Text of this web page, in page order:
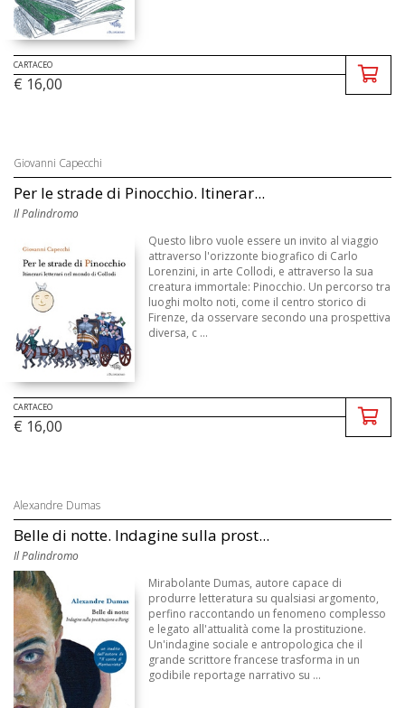
CARTACEO
€ 16,00
Giovanni Capecchi
Per le strade di Pinocchio. Itinerar...
Il Palindromo
Questo libro vuole essere un invito al viaggio
attraverso l'orizzonte biografico di Carlo
Lorenzini, in arte Collodi, e attraverso la sua
creatura immortale: Pinocchio. Un percorso tra
luoghi molto noti, come il centro storico di
Firenze, da osservare secondo una prospettiva
diversa, c ...
CARTACEO
€ 16,00
Alexandre Dumas
Belle di notte. Indagine sulla prost...
Il Palindromo
Mirabolante Dumas, autore capace di
produrre letteratura su qualsiasi argomento,
perfino raccontando un fenomeno complesso
e legato all'attualità come la prostituzione.
Un'indagine sociale e antropologica che il
grande scrittore francese trasforma in un
godibile reportage narrativo su ...